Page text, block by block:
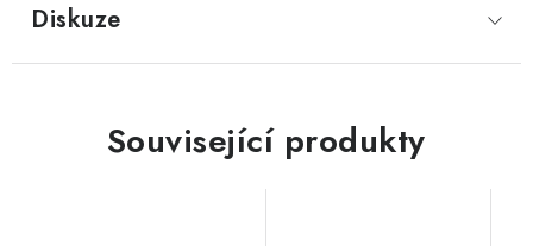
Diskuze
Související produkty